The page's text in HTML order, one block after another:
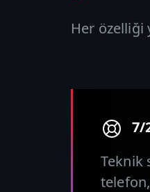
Her özelliği
7/
Teknik